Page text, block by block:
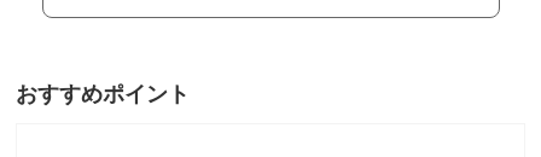
おすすめポイント